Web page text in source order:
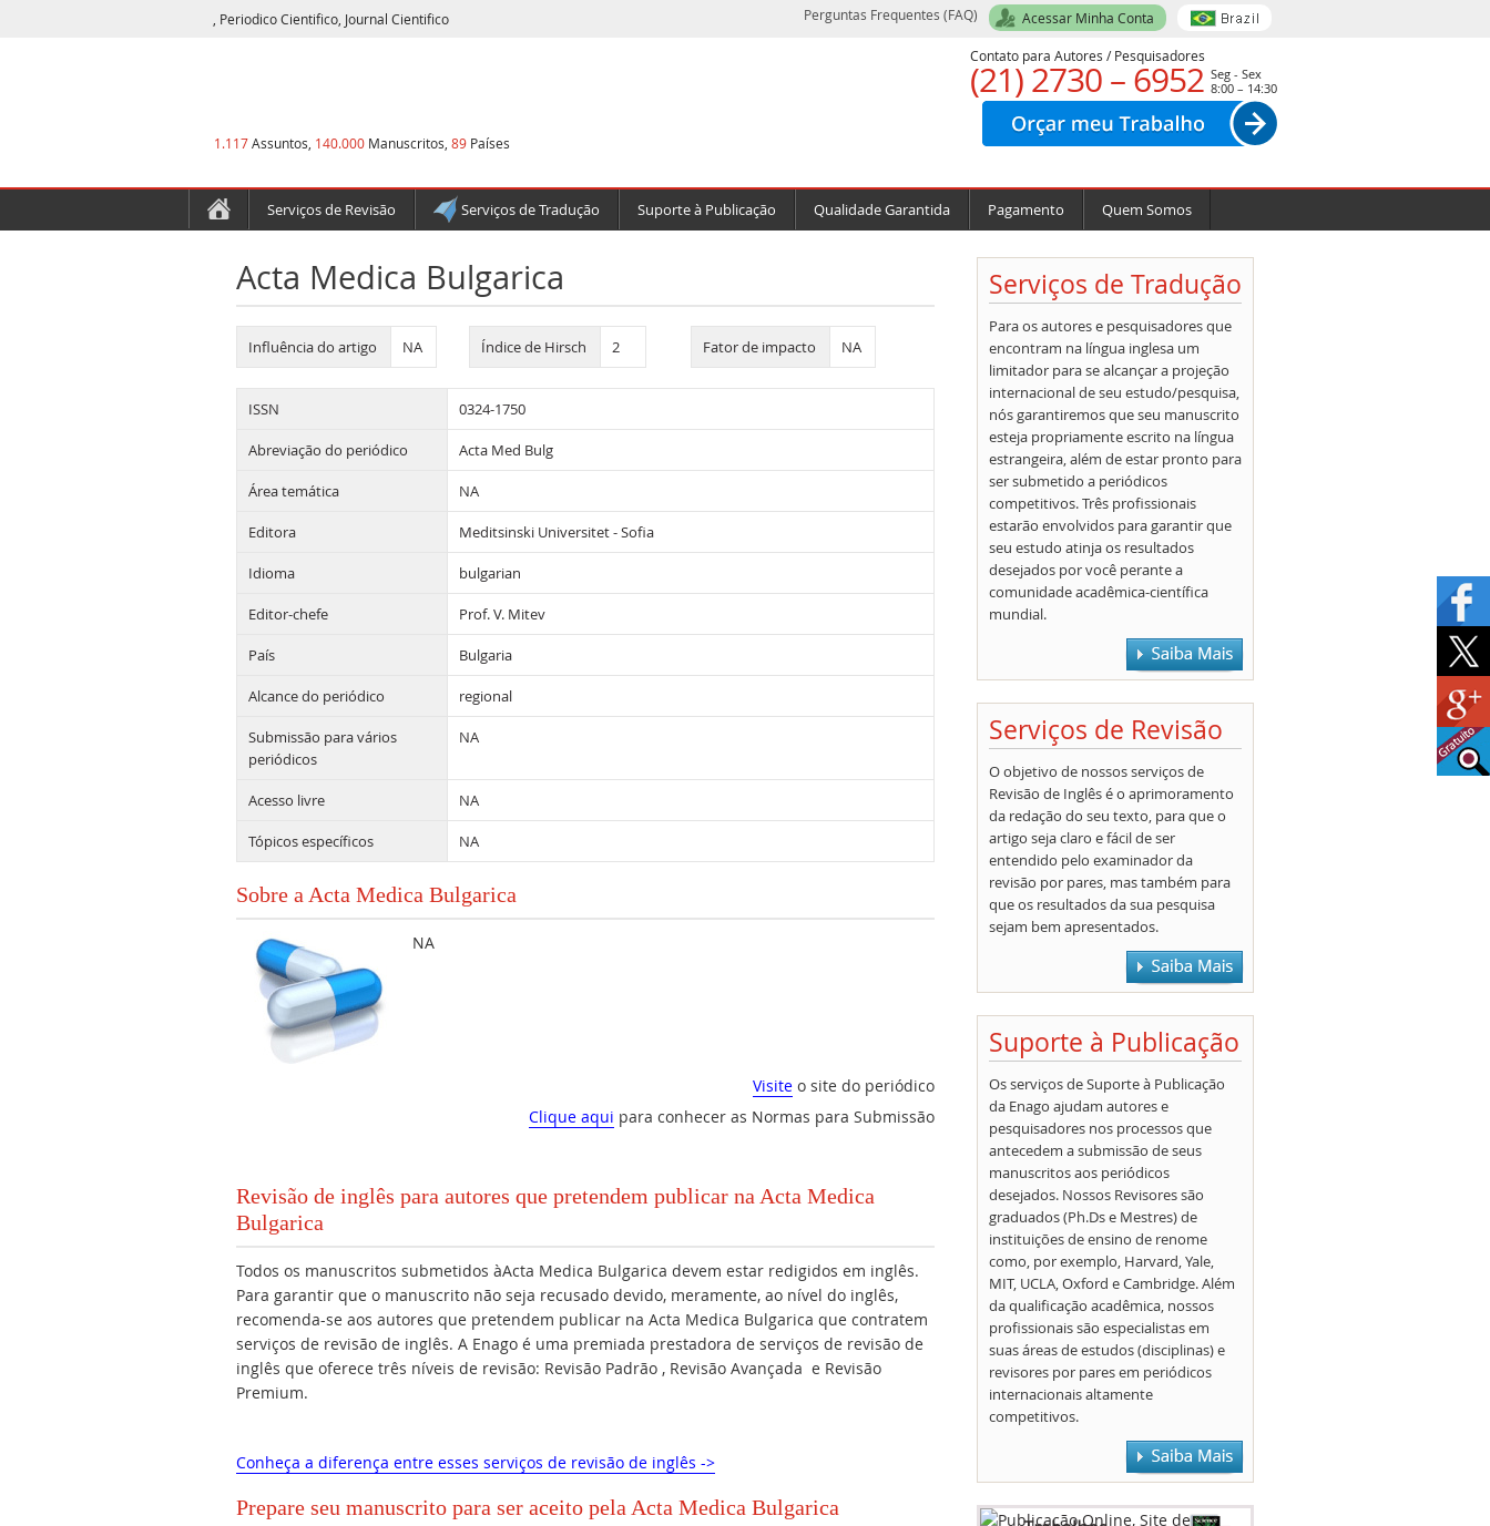
, Periodico Cientifico, Journal Cientifico Perguntas Frequentes (FAQ) Acessar Minha Conta
1.117Assuntos, 140.000 Manuscritos, 89 Países
Contato para Autores / Pesquisadores
(21) 2730 – 6952 Seg - Sex
8:00 – 14:30
Serviços de Revisão Serviços de Tradução Suporte à Publicação Qualidade Garantida Pagamento Quem Somos
Acta Medica Bulgarica
Influência do artigo NA Índice de Hirsch 2 Fator de impacto NA
ISSN 0324-1750
Abreviação do periódico Acta Med Bulg
Área temática NA
Editora Meditsinski Universitet - Sofia
Idioma bulgarian
Editor-chefe Prof. V. Mitev
País Bulgaria
Alcance do periódico regional
Submissão para vários
periódicos
NA
Acesso livre NA
Tópicos específicos NA
Sobre a Acta Medica Bulgarica
NA
Visite o site do periódico
Clique aqui para conhecer as Normas para Submissão
Revisão de inglês para autores que pretendem publicar na Acta Medica
Bulgarica
Todos os manuscritos submetidos àActa Medica Bulgarica devem estar redigidos em inglês.
Para garantir que o manuscrito não seja recusado devido, meramente, ao nível do inglês,
recomenda-se aos autores que pretendem publicar na Acta Medica Bulgarica que contratem
serviços de revisão de inglês. A Enago é uma premiada prestadora de serviços de revisão de
inglês que oferece três níveis de revisão: Revisão Padrão , Revisão Avançada e Revisão
Premium.
Conheça a diferença entre esses serviços de revisão de inglês ->
Prepare seu manuscrito para ser aceito pela Acta Medica Bulgarica
Serviços de Tradução
Para os autores e pesquisadores que
encontram na língua inglesa um
limitador para se alcançar a projeção
internacional de seu estudo/pesquisa,
nós garantiremos que seu manuscrito
esteja propriamente escrito na língua
estrangeira, além de estar pronto para
ser submetido a periódicos
competitivos. Três profissionais
estarão envolvidos para garantir que
seu estudo atinja os resultados
desejados por você perante a
comunidade acadêmica-científica
mundial.
Serviços de Revisão
O objetivo de nossos serviços de
Revisão de Inglês é o aprimoramento
da redação do seu texto, para que o
artigo seja claro e fácil de ser
entendido pelo examinador da
revisão por pares, mas também para
que os resultados da sua pesquisa
sejam bem apresentados.
Suporte à Publicação
Os serviços de Suporte à Publicação
da Enago ajudam autores e
pesquisadores nos processos que
antecedem a submissão de seus
manuscritos aos periódicos
desejados. Nossos Revisores são
graduados (Ph.Ds e Mestres) de
instituições de ensino de renome
como, por exemplo, Harvard, Yale,
MIT, UCLA, Oxford e Cambridge. Além
da qualificação acadêmica, nossos
profissionais são especialistas em
suas áreas de estudos (disciplinas) e
revisores por pares em periódicos
internacionais altamente
competitivos.